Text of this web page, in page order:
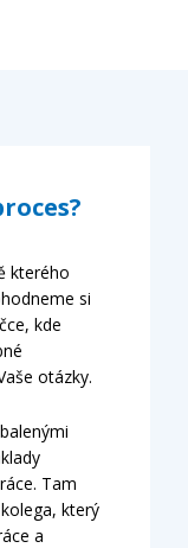
kterého
si
kde
otázky.
Tam
který
a